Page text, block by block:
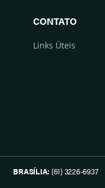
CONTATO
Links Úteis
BRASÍLIA: (61) 3226-6937